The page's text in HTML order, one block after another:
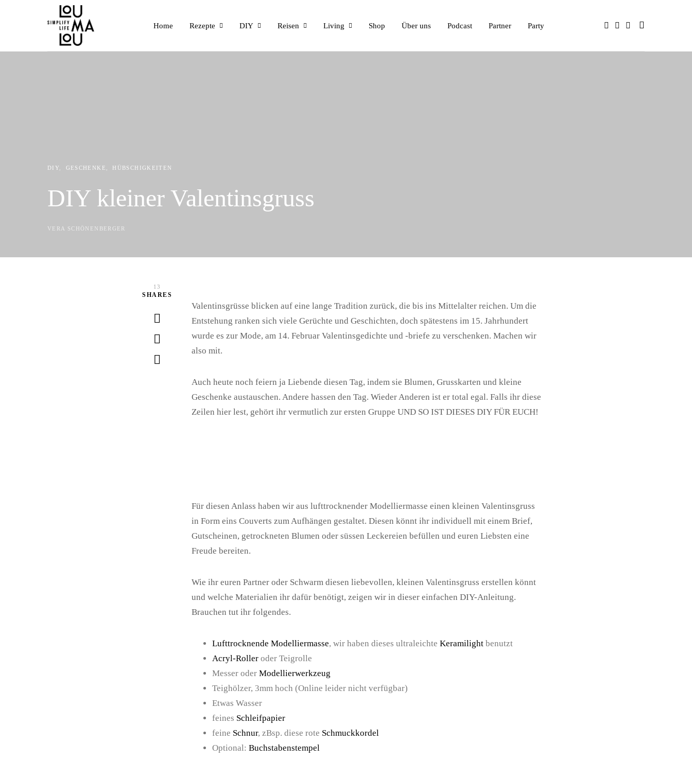
Home Rezepte DIY Reisen Living Shop Über uns Podcast Partner Party
DIY GESCHENKE HÜBSCHIGKEITEN
DIY kleiner Valentinsgruss
VERA SCHÖNENBERGER
13
SHARES
Valentinsgrüsse blicken auf eine lange Tradition zurück, die bis ins Mittelalter reichen. Um die
Entstehung ranken sich viele Gerüchte und Geschichten, doch spätestens im 15. Jahrhundert
wurde es zur Mode, am 14. Februar Valentinsgedichte und -briefe zu verschenken. Machen wir
also mit.
Auch heute noch feiern ja Liebende diesen Tag, indem sie Blumen, Grusskarten und kleine
Geschenke austauschen. Andere hassen den Tag. Wieder Anderen ist er total egal. Falls ihr diese
Zeilen hier lest, gehört ihr vermutlich zur ersten Gruppe UND SO IST DIESES DIY FÜR EUCH!
Für diesen Anlass haben wir aus lufttrocknender Modelliermasse einen kleinen Valentinsgruss
in Form eins Couverts zum Aufhängen gestaltet. Diesen könnt ihr individuell mit einem Brief,
Gutscheinen, getrockneten Blumen oder süssen Leckereien befüllen und euren Liebsten eine
Freude bereiten.
Wie ihr euren Partner oder Schwarm diesen liebevollen, kleinen Valentinsgruss erstellen könnt
und welche Materialien ihr dafür benötigt, zeigen wir in dieser einfachen DIY-Anleitung.
Brauchen tut ihr folgendes.
Lufttrocknende Modelliermasse, wir haben dieses ultraleichte Keramilight benutzt
Acryl-Roller oder Teigrolle
Messer oder Modellierwerkzeug
Teighölzer, 3mm hoch (Online leider nicht verfügbar)
Etwas Wasser
feines Schleifpapier
feine Schnur, zBsp. diese rote Schmuckkordel
Optional: Buchstabenstempel